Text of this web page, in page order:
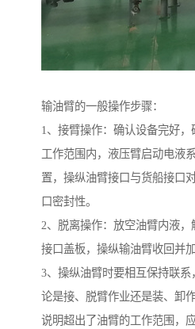
输油臂的一般操作步骤：
1、接臂操作：确认设备完好
工作范围内，液压臂启动电液
置，操纵油臂接口与货船接口
口密封性。
2、脱离操作：放空油臂内液
接口盖板，操纵输油臂收回并
3、操纵油臂时要相互保持联
论是接、脱臂作业还是装、卸
说明超出了油臂的工作范围，